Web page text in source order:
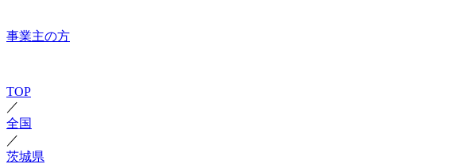
事業主の方
TOP
／
全国
／
茨城県